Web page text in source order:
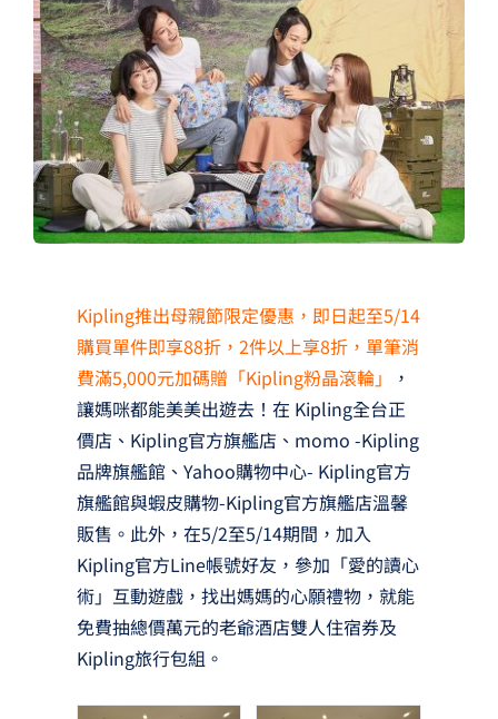
GCU大賽
夢想購物
Kipling推出母親節限定優惠，即日起至5/14
購買單件即享88折，2件以上享8折，單筆消
費滿5,000元加碼贈「Kipling粉晶滾輪」
，
讓媽咪都能美美出遊去！在 Kipling全台正
價店、Kipling官方旗艦店、momo -Kipling
品牌旗艦館、Yahoo購物中心- Kipling官方
旗艦館與蝦皮購物-Kipling官方旗艦店溫馨
販售。此外，在5/2至5/14期間，加入
Kipling官方Line帳號好友，參加「愛的讀心
術」互動遊戲，找出媽媽的心願禮物，就能
免費抽總價萬元的老爺酒店雙人住宿券及
Kipling旅行包組。